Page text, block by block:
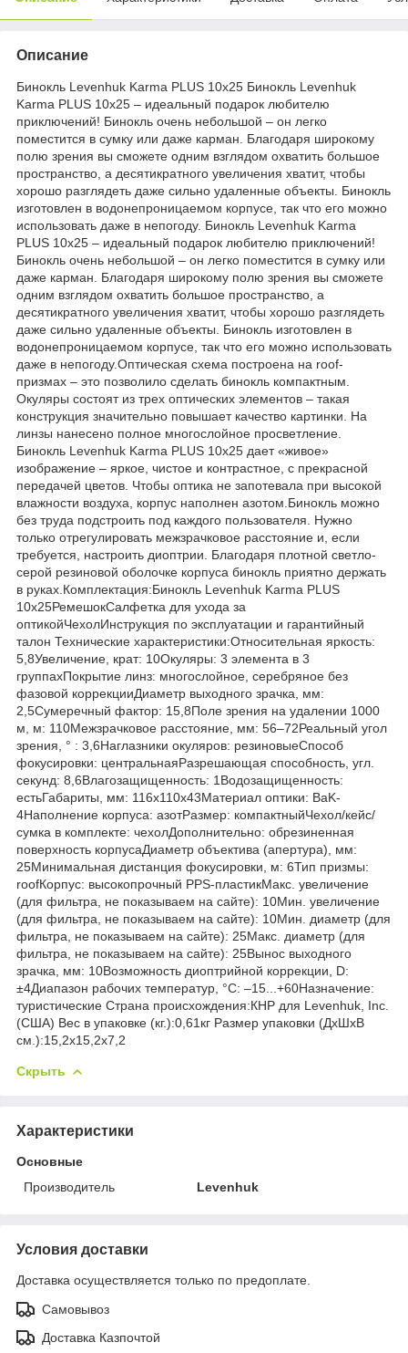
Описание
Бинокль Levenhuk Karma PLUS 10x25 Бинокль Levenhuk
Karma PLUS 10x25 – идеальный подарок любителю
приключений! Бинокль очень небольшой – он легко
поместится в сумку или даже карман. Благодаря широкому
полю зрения вы сможете одним взглядом охватить большое
пространство, а десятикратного увеличения хватит, чтобы
хорошо разглядеть даже сильно удаленные объекты. Бинокль
изготовлен в водонепроницаемом корпусе, так что его можно
использовать даже в непогоду. Бинокль Levenhuk Karma
PLUS 10x25 – идеальный подарок любителю приключений!
Бинокль очень небольшой – он легко поместится в сумку или
даже карман. Благодаря широкому полю зрения вы сможете
одним взглядом охватить большое пространство, а
десятикратного увеличения хватит, чтобы хорошо разглядеть
даже сильно удаленные объекты. Бинокль изготовлен в
водонепроницаемом корпусе, так что его можно использовать
даже в непогоду.Оптическая схема построена на roof-
призмах – это позволило сделать бинокль компактным.
Окуляры состоят из трех оптических элементов – такая
конструкция значительно повышает качество картинки. На
линзы нанесено полное многослойное просветление.
Бинокль Levenhuk Karma PLUS 10x25 дает «живое»
изображение – яркое, чистое и контрастное, с прекрасной
передачей цветов. Чтобы оптика не запотевала при высокой
влажности воздуха, корпус наполнен азотом.Бинокль можно
без труда подстроить под каждого пользователя. Нужно
только отрегулировать межзрачковое расстояние и, если
требуется, настроить диоптрии. Благодаря плотной светло-
серой резиновой оболочке корпуса бинокль приятно держать
в руках.Комплектация:Бинокль Levenhuk Karma PLUS
10x25РемешокСалфетка для ухода за
оптикойЧехолИнструкция по эксплуатации и гарантийный
талон Технические характеристики:Относительная яркость:
5,8Увеличение, крат: 10Окуляры: 3 элемента в 3
группахПокрытие линз: многослойное, серебряное без
фазовой коррекцииДиаметр выходного зрачка, мм:
2,5Сумеречный фактор: 15,8Поле зрения на удалении 1000
м, м: 110Межзрачковое расстояние, мм: 56–72Реальный угол
зрения, ° : 3,6Наглазники окуляров: резиновыеСпособ
фокусировки: центральнаяРазрешающая способность, угл.
секунд: 8,6Влагозащищенность: 1Водозащищенность:
естьГабариты, мм: 116x110x43Материал оптики: BaK-
4Наполнение корпуса: азотРазмер: компактныйЧехол/кейс/
сумка в комплекте: чехолДополнительно: обрезиненная
поверхность корпусаДиаметр объектива (апертура), мм:
25Минимальная дистанция фокусировки, м: 6Тип призмы:
roofКорпус: высокопрочный PPS-пластикМакс. увеличение
(для фильтра, не показываем на сайте): 10Мин. увеличение
(для фильтра, не показываем на сайте): 10Мин. диаметр (для
фильтра, не показываем на сайте): 25Макс. диаметр (для
фильтра, не показываем на сайте): 25Вынос выходного
зрачка, мм: 10Возможность диоптрийной коррекции, D:
±4Диапазон рабочих температур, °С: –15...+60Назначение:
туристические Страна происхождения:КНР для Levenhuk, Inc.
(США) Вес в упаковке (кг.):0,61кг Размер упаковки (ДхШхВ
см.):15,2x15,2x7,2
Скрыть
Характеристики
Основные
Производитель
Levenhuk
Условия доставки
Доставка осуществляется только по предоплате.
Самовывоз
Доставка Казпочтой